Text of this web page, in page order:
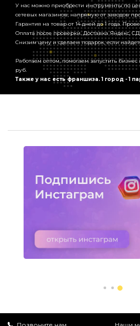
У нас можно приобрести инструменты по
сетевых магазинов, напрямую от заводов
Гарантия на товар от 14 дней до 1 года.
Оплата после проверки. Доставка Яндекс,
Снизим цену и сделаем подарок, если
Работаем оптом, помогаем запустить бизнес
руб.
Также у нас есть франшиза. 1 город - 1